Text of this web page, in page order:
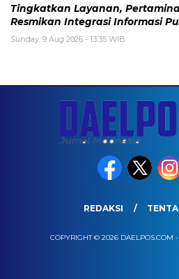
Tingkatkan Layanan,
Resmikan Integrasi Informasi
Sunday, 9 Aug 2026 - 13:35 WIB
REDAKSI
COPYRIGHT © 2026 DAELPOS.COM